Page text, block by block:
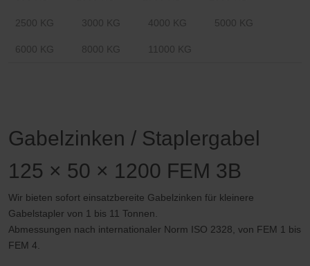
2500 KG 3000 KG 4000 KG 5000 KG
6000 KG 8000 KG 11000 KG
Gabelzinken / Staplergabel
125 × 50 × 1200 FEM 3B
Wir bieten sofort einsatzbereite Gabelzinken für kleinere
Gabelstapler von 1 bis 11 Tonnen.
Abmessungen nach internationaler Norm ISO 2328, von FEM 1 bis
FEM 4.